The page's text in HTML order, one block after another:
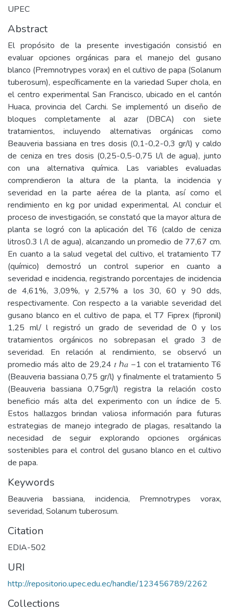
UPEC
Abstract
El propósito de la presente investigación consistió en
evaluar opciones orgánicas para el manejo del gusano
blanco (Premnotrypes vorax) en el cultivo de papa (Solanum
tuberosum), específicamente en la variedad Super chola, en
el centro experimental San Francisco, ubicado en el cantón
Huaca, provincia del Carchi. Se implementó un diseño de
bloques completamente al azar (DBCA) con siete
tratamientos, incluyendo alternativas orgánicas como
Beauveria bassiana en tres dosis (0,1-0,2-0,3 gr/l) y caldo
de ceniza en tres dosis (0,25-0,5-0,75 l/l de agua), junto
con una alternativa química. Las variables evaluadas
comprendieron la altura de la planta, la incidencia y
severidad en la parte aérea de la planta, así como el
rendimiento en kg por unidad experimental. Al concluir el
proceso de investigación, se constató que la mayor altura de
planta se logró con la aplicación del T6 (caldo de ceniza
litros0.3 l /l de agua), alcanzando un promedio de 77,67 cm.
En cuanto a la salud vegetal del cultivo, el tratamiento T7
(químico) demostró un control superior en cuanto a
severidad e incidencia, registrando porcentajes de incidencia
de 4,61%, 3,09%, y 2,57% a los 30, 60 y 90 dds,
respectivamente. Con respecto a la variable severidad del
gusano blanco en el cultivo de papa, el T7 Fiprex (fipronil)
1,25 ml/ l registró un grado de severidad de 0 y los
tratamientos orgánicos no sobrepasan el grado 3 de
severidad. En relación al rendimiento, se observó un
promedio más alto de 29,24 𝑡 ℎ𝑎 −1 con el tratamiento T6
(Beauveria bassiana 0,75 gr/l) y finalmente el tratamiento 5
(Beauveria bassiana 0,75gr/l) registra la relación costo
beneficio más alta del experimento con un índice de 5.
Estos hallazgos brindan valiosa información para futuras
estrategias de manejo integrado de plagas, resaltando la
necesidad de seguir explorando opciones orgánicas
sostenibles para el control del gusano blanco en el cultivo
de papa.
Keywords
Beauveria bassiana, incidencia, Premnotrypes vorax,
severidad, Solanum tuberosum.
Citation
EDIA-502
URI
http://repositorio.upec.edu.ec/handle/123456789/2262
Collections